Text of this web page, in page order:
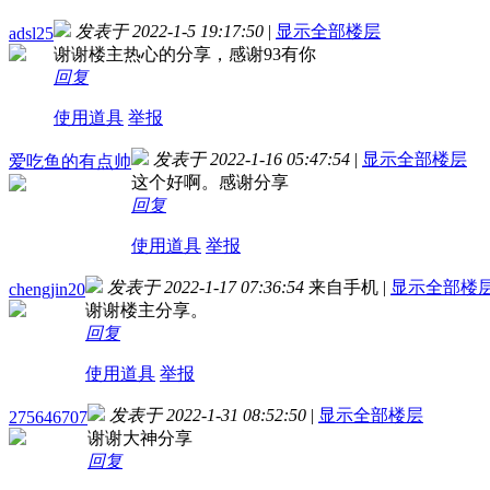
adsl25 发表于 2022-1-5 19:17:50 | 显示全部楼层
谢谢楼主热心的分享，感谢93有你
回复
使用道具 举报
爱吃鱼的有点帅 发表于 2022-1-16 05:47:54 | 显示全部楼层
这个好啊。感谢分享
回复
使用道具 举报
chengjin20 发表于 2022-1-17 07:36:54 来自手机 | 显示全部楼
谢谢楼主分享。
回复
使用道具 举报
275646707 发表于 2022-1-31 08:52:50 | 显示全部楼层
谢谢大神分享
回复